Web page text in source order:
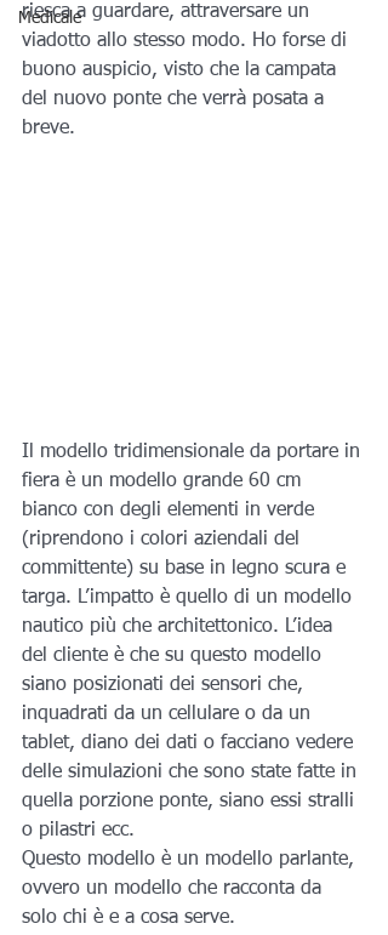
Medicale
riesca a guardare, attraversare un
viadotto allo stesso modo. Ho forse di
buono auspicio, visto che la campata
del nuovo ponte che verrà posata a
breve.
Il modello tridimensionale da portare in
fiera è un modello grande 60 cm
bianco con degli elementi in verde
(riprendono i colori aziendali del
committente) su base in legno scura e
targa. L’impatto è quello di un modello
nautico più che architettonico. L’idea
del cliente è che su questo modello
siano posizionati dei sensori che,
inquadrati da un cellulare o da un
tablet, diano dei dati o facciano vedere
delle simulazioni che sono state fatte in
quella porzione ponte, siano essi stralli
o pilastri ecc.
Questo modello è un modello parlante,
ovvero un modello che racconta da
solo chi è e a cosa serve.